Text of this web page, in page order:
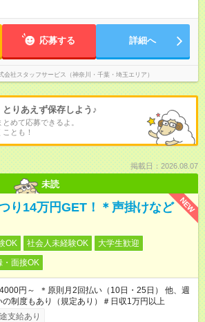
応募する 詳細へ
会社スタッフサービス（神奈川・千葉・埼玉エリア）
とりあえず保存しよう♪
めて応募できるよ。
とも！
掲載日：2026.08.07
未読
NEW
り14万円GET！＊声掛けなど
OK 社会人未経験OK
大学生歓迎
・面接OK
4000円～ ＊原則月2回払い（10日・25日） 他、週
の制度もあり（規定あり）＃日収1万円以上
支給あり